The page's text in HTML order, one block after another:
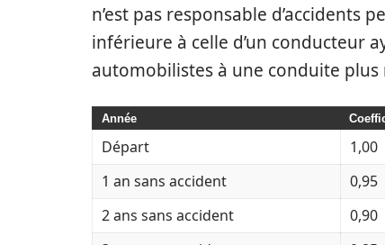
n’est pas responsable d’accidents
inférieure à celle d’un conducteur
automobilistes à une conduite
Année
Départ 1,00
1 an sans accident
0,95
2 ans sans accident
0,90